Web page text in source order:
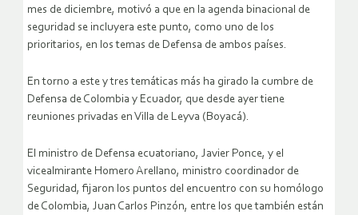
mes de diciembre, motivó a que en la agenda binacional de
seguridad se incluyera este punto, como uno de los
prioritarios, en los temas de Defensa de ambos países.
En torno a este y tres temáticas más ha girado la cumbre de
Defensa de Colombia y Ecuador, que desde ayer tiene
reuniones privadas en Villa de Leyva (Boyacá).
El ministro de Defensa ecuatoriano, Javier Ponce, y el
vicealmirante Homero Arellano, ministro coordinador de
Seguridad, fijaron los puntos del encuentro con su homólogo
de Colombia, Juan Carlos Pinzón, entre los que también están